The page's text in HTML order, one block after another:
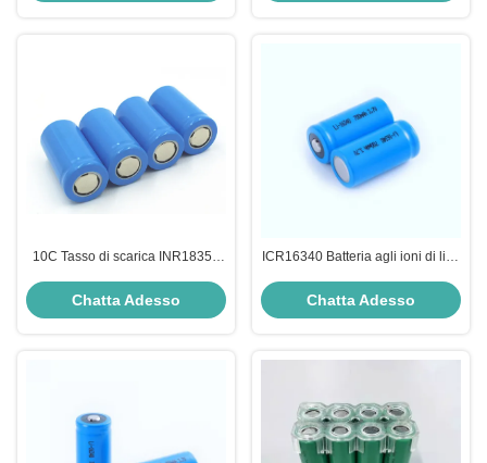
10C Tasso di scarica INR18350
700mAh Batteria ricaricabile
Chatta Adesso
ICR16340 Batteria agli ioni di litio
per torce e spazzolini
Chatta Adesso